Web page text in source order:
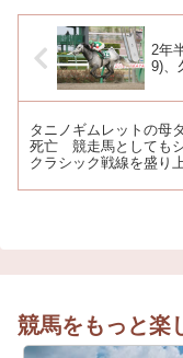
2年
9)、
タニノギムレットの母
死亡 競走馬としても
クラシック戦線を盛り
競馬をもっと楽